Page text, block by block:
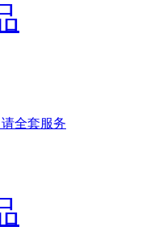
全套服务